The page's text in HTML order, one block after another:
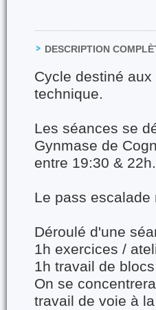
DESCRIPTION
Cycle destiné
technique.
Les séances se
Gynmase de
entre 19:30 & 22h.
Le pass escalade
Déroulé d'une
1h exercices /
1h travail de
On se
travail de voie à